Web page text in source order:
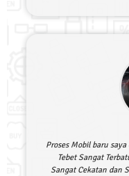
Proses Mobil baru
Tebet Sangat
Sangat Cekatan dan